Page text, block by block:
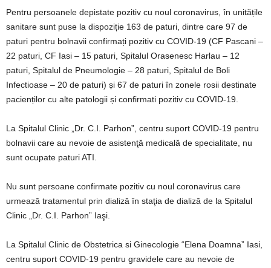
Pentru persoanele depistate pozitiv cu noul coronavirus, în unitățile
sanitare sunt puse la dispoziție 163 de paturi, dintre care 97 de
paturi pentru bolnavii confirmați pozitiv cu COVID-19 (CF Pascani –
22 paturi, CF Iasi – 15 paturi, Spitalul Orasenesc Harlau – 12
paturi, Spitalul de Pneumologie – 28 paturi, Spitalul de Boli
Infectioase – 20 de paturi) și 67 de paturi în zonele rosii destinate
pacienților cu alte patologii și confirmati pozitiv cu COVID-19.
La Spitalul Clinic „Dr. C.I. Parhon”, centru suport COVID-19 pentru
bolnavii care au nevoie de asistenţă medicală de specialitate, nu
sunt ocupate paturi ATI.
Nu sunt persoane confirmate pozitiv cu noul coronavirus care
urmează tratamentul prin dializă în staţia de dializă de la Spitalul
Clinic „Dr. C.I. Parhon” Iaşi.
La Spitalul Clinic de Obstetrica si Ginecologie “Elena Doamna” Iasi,
centru suport COVID-19 pentru gravidele care au nevoie de